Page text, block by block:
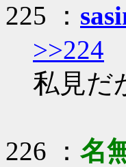
225 ：
>>224
私見だ
226 ： 名